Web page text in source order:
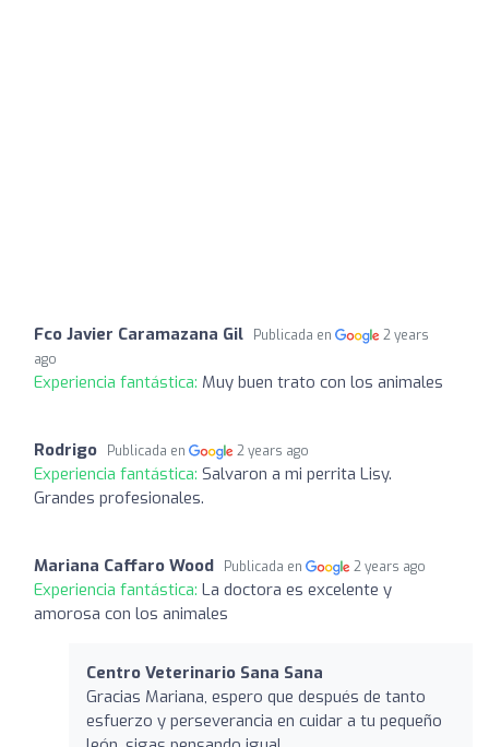
Fco Javier Caramazana Gil Publicada en
2 years
ago
Experiencia fantástica: Muy buen trato con los animales
Rodrigo Publicada en 2 years ago
Experiencia fantástica: Salvaron a mi perrita Lisy.
Grandes profesionales.
Mariana Caffaro Wood Publicada en 2 years ago
Experiencia fantástica: La doctora es excelente y
amorosa con los animales
Centro Veterinario Sana Sana
Gracias Mariana, espero que después de tanto
esfuerzo y perseverancia en cuidar a tu pequeño